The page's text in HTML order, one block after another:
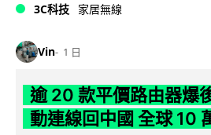
3C科技 家居無線
Vin 1 日
逾 20 款平價路由器爆
動連線回中國 全球 10